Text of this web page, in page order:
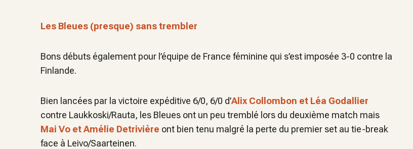
Les Bleues (presque) sans trembler
Bons débuts également pour l’équipe de France féminine qui s’est imposée 3-0 contre la
Finlande.
Bien lancées par la victoire expéditive 6/0, 6/0 d’Alix Collombon et Léa Godallier
contre Laukkoski/Rauta, les Bleues ont un peu tremblé lors du deuxième match mais
Mai Vo et Amélie Detrivière ont bien tenu malgré la perte du premier set au tie-break
face à Leivo/Saarteinen.